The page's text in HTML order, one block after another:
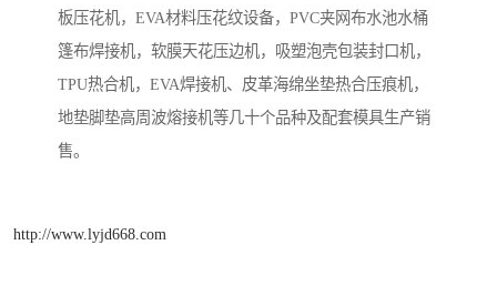
板压花机，EVA材料压花纹设备，PVC夹网布水池水桶
篷布焊接机，软膜天花压边机，吸塑泡壳包装封口机，
TPU热合机，EVA焊接机、皮革海绵坐垫热合压痕机，
地垫脚垫高周波熔接机等几十个品种及配套模具生产销
售。
http://www.lyjd668.com